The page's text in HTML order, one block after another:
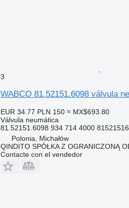
3
WABCO 81.52151.6098 válvula
EUR 34.77 PLN 150 ≈ MX$693.80
Válvula neumática
81.52151.6098 934 714 4000
Polonia, Michałów
QINDITO SPÓŁKA Z OGRANICZONĄ
Contacte con el vendedor